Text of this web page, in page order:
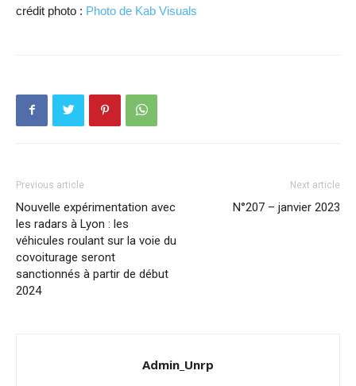
crédit photo : Photo de Kab Visuals
Previous article
Nouvelle expérimentation avec
les radars à Lyon : les
véhicules roulant sur la voie du
covoiturage seront
sanctionnés à partir de début
2024
Next article
N°207 – janvier 2023
Admin_Unrp